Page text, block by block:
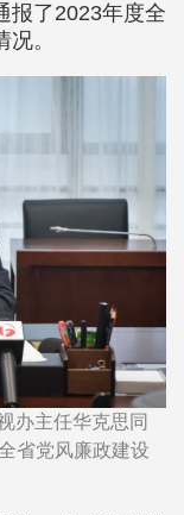
报了2023年度全
。
办主任华克思同
省党风廉政建设